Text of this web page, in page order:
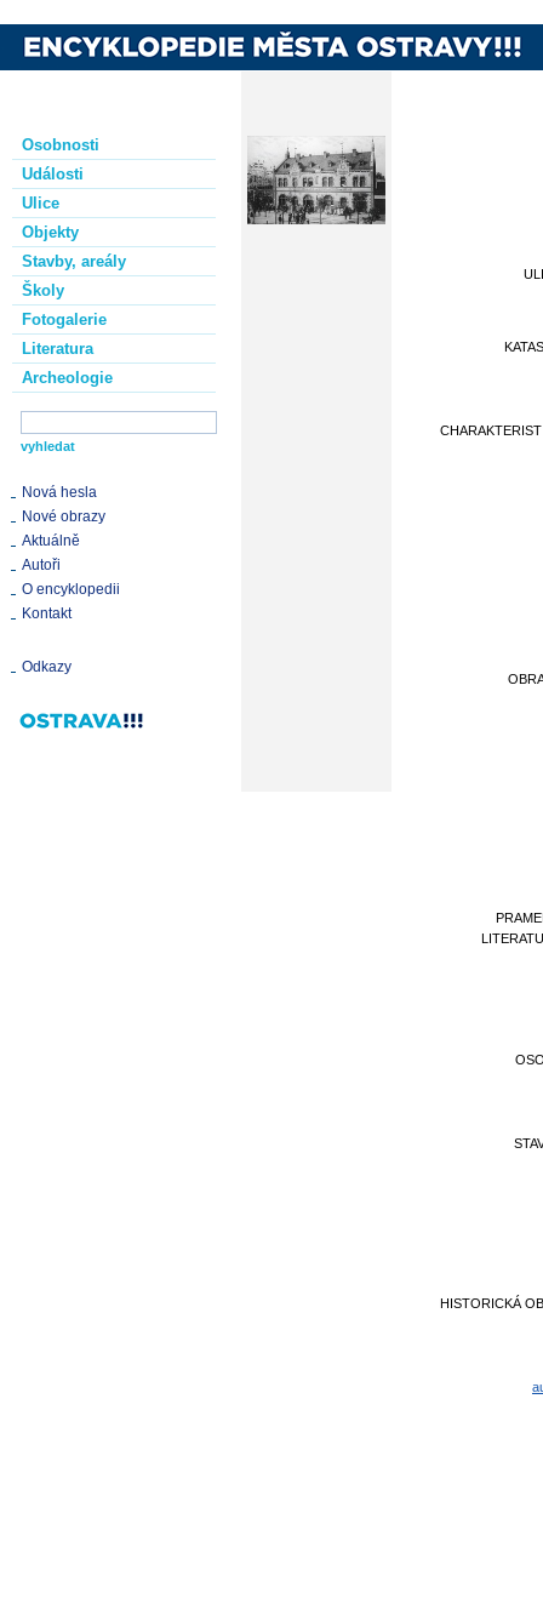
Osobnosti
Události
Ulice
Objekty
Stavby, areály
Školy
Fotogalerie
Literatura
Archeologie
Nová hesla
Nové obrazy
Aktuálně
Autoři
O encyklopedii
Kontakt
Odkazy
HISTORICKÁ